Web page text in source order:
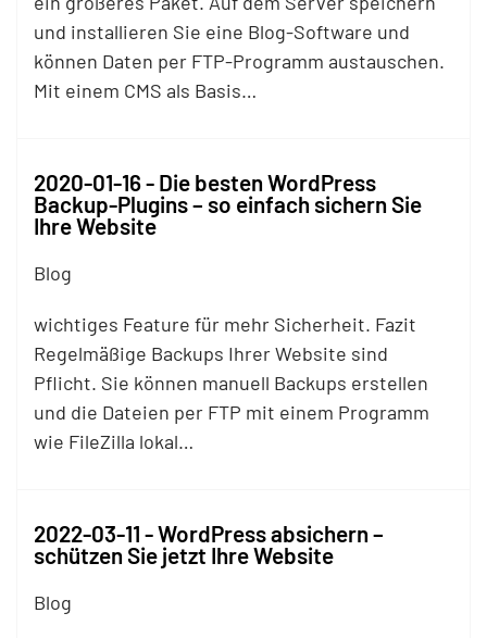
und installieren Sie eine Blog-Software und
können Daten per FTP-Programm austauschen.
Mit einem CMS als Basis…
2020-01-16 - Die besten WordPress
Backup-Plugins – so einfach sichern Sie
Ihre Website
Blog
wichtiges Feature für mehr Sicherheit. Fazit
Regelmäßige Backups Ihrer Website sind
Pflicht. Sie können manuell Backups erstellen
und die Dateien per FTP mit einem Programm
wie FileZilla lokal…
2022-03-11 - WordPress absichern –
schützen Sie jetzt Ihre Website
Blog